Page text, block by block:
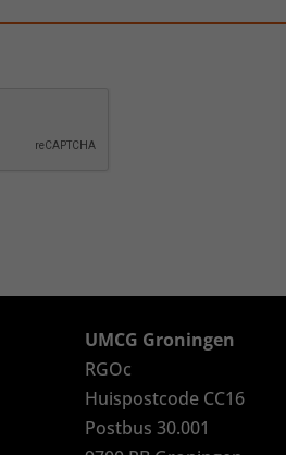
UMCG Groningen
RGOc
Huispostcode CC16
Postbus 30.001